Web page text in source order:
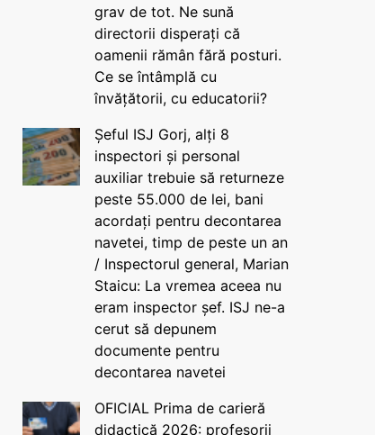
grav de tot. Ne sună
directorii disperați că
oamenii rămân fără posturi.
Ce se întâmplă cu
învățătorii, cu educatorii?
Șeful ISJ Gorj, alți 8
inspectori și personal
auxiliar trebuie să returneze
peste 55.000 de lei, bani
acordați pentru decontarea
navetei, timp de peste un an
/ Inspectorul general, Marian
Staicu: La vremea aceea nu
eram inspector șef. ISJ ne-a
cerut să depunem
documente pentru
decontarea navetei
OFICIAL Prima de carieră
didactică 2026: profesorii